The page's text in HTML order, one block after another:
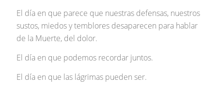
El día en que parece que nuestras defensas, nuestros
sustos, miedos y temblores desaparecen para hablar
de la Muerte, del dolor.
El día en que podemos recordar juntos.
El día en que las lágrimas pueden ser.